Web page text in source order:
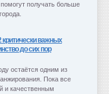
получать больше
критически важных
до сих пор
остаётся одним из
Пока все
и качественным